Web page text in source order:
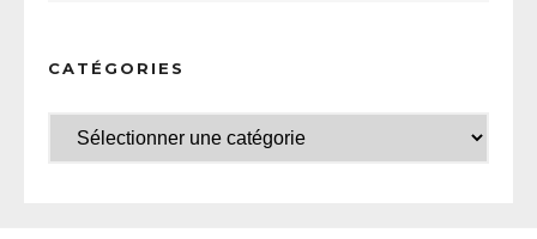
CATÉGORIES